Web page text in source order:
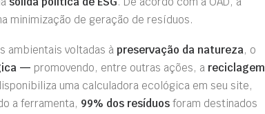
minimização de geração de resíduos.
ambientais voltadas à preservação da natureza, o
— promovendo, entre outras ações, a reciclagem
uma calculadora ecológica em seu site,
a ferramenta, 99% dos resíduos foram destinados